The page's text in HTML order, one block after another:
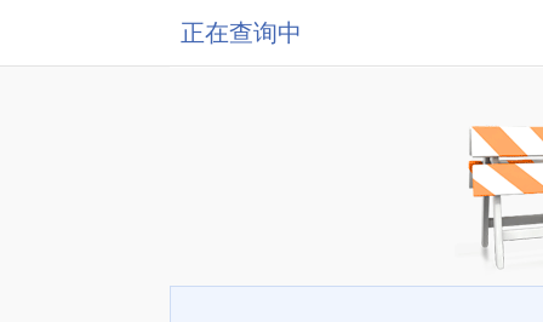
正在查询中